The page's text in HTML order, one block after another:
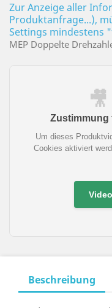
Zur Anzeige aller
Produktanfrage...),
Settings mindestens
MEP Doppelte
Zustimmung
Um dieses
Cookies aktiviert
Beschreibung